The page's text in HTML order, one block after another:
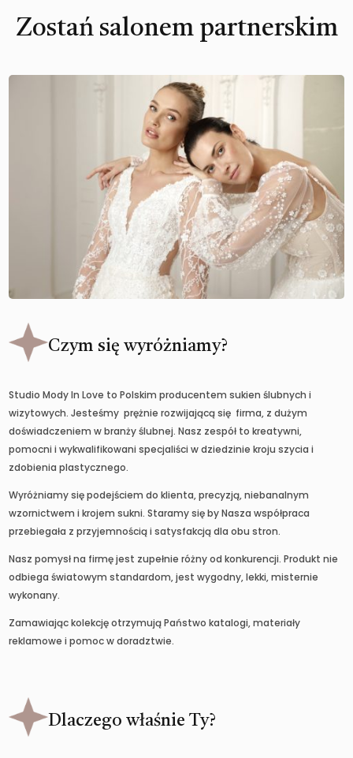
Zostań salonem partnerskim
Czym się wyróżniamy?
Studio Mody In Love to Polskim producentem sukien ślubnych i
wizytowych. Jesteśmy prężnie rozwijającą się firma, z dużym
doświadczeniem w branży ślubnej. Nasz zespół to kreatywni,
pomocni i wykwalifikowani specjaliści w dziedzinie kroju szycia i
zdobienia plastycznego.
Wyróżniamy się podejściem do klienta, precyzją, niebanalnym
wzornictwem i krojem sukni. Staramy się by Nasza współpraca
przebiegała z przyjemnością i satysfakcją dla obu stron.
Nasz pomysł na firmę jest zupełnie różny od konkurencji. Produkt nie
odbiega światowym standardom, jest wygodny, lekki, misternie
wykonany.
Zamawiając kolekcję otrzymują Państwo katalogi, materiały
reklamowe i pomoc w doradztwie.
Dlaczego właśnie Ty?